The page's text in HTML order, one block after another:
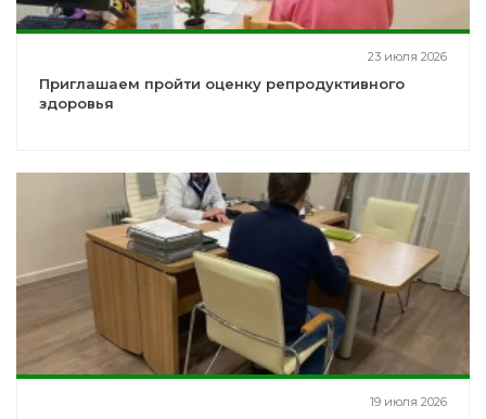
23 июля 2026
Приглашаем пройти оценку репродуктивного
здоровья
19 июля 2026